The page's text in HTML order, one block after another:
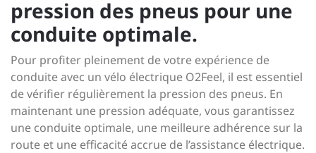
pression des pneus pour une
conduite optimale.
Pour profiter pleinement de votre expérience de
conduite avec un vélo électrique O2Feel, il est essentiel
de vérifier régulièrement la pression des pneus. En
maintenant une pression adéquate, vous garantissez
une conduite optimale, une meilleure adhérence sur la
route et une efficacité accrue de l’assistance électrique.